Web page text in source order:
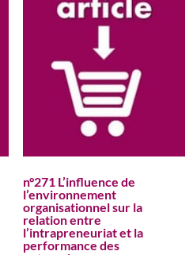
n°271 L’influence de
l’environnement
organisationnel sur la
relation entre
l’intrapreneuriat et la
performance des